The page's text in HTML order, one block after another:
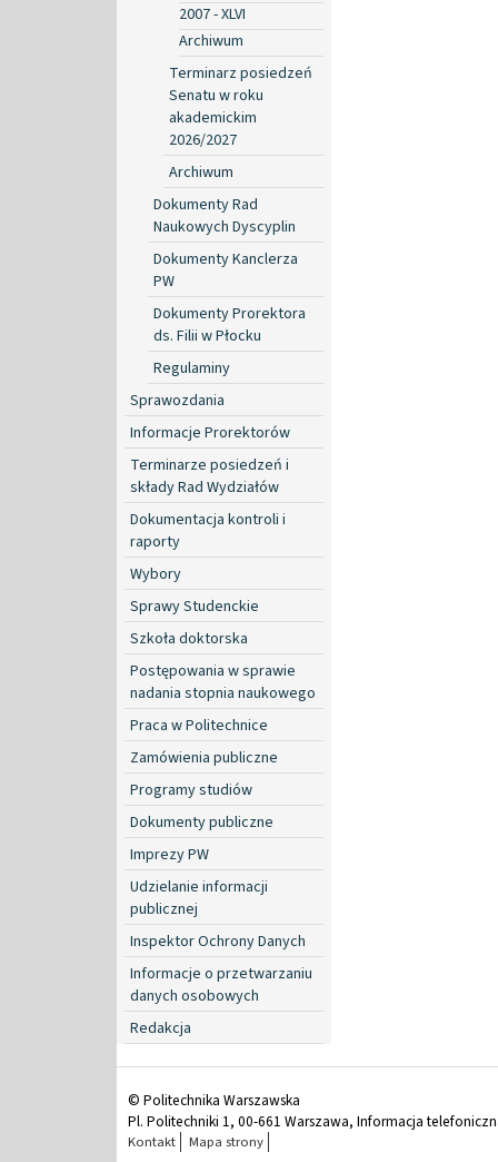
2007 - XLVI
Archiwum
Terminarz posiedzeń
Senatu w roku
akademickim
2026/2027
Archiwum
Dokumenty Rad
Naukowych Dyscyplin
Dokumenty Kanclerza
PW
Dokumenty Prorektora
ds. Filii w Płocku
Regulaminy
Sprawozdania
Informacje Prorektorów
Terminarze posiedzeń i
składy Rad Wydziałów
Dokumentacja kontroli i
raporty
Wybory
Sprawy Studenckie
Szkoła doktorska
Postępowania w sprawie
nadania stopnia naukowego
Praca w Politechnice
Zamówienia publiczne
Programy studiów
Dokumenty publiczne
Imprezy PW
Udzielanie informacji
publicznej
Inspektor Ochrony Danych
Informacje o przetwarzaniu
danych osobowych
Redakcja
© Politechnika Warszawska
Pl. Politechniki 1, 00-661 Warszawa, Informacja
Kontakt Mapa strony